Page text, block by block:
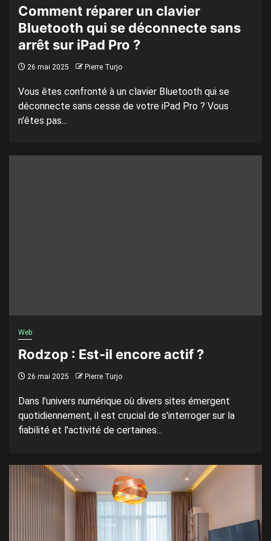
Comment réparer un clavier
Bluetooth qui se déconnecte sans
arrêt sur iPad Pro ?
26 mai 2025 Pierre Turjo
Vous êtes confronté à un clavier Bluetooth qui se
déconnecte sans cesse de votre iPad Pro ? Vous
n'êtes pas...
Web
Rodzop : Est-il encore actif ?
26 mai 2025 Pierre Turjo
Dans l'univers numérique où divers sites émergent
quotidiennement, il est crucial de s'interroger sur la
fiabilité et l'activité de certaines...